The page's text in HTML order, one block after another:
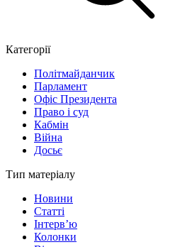
Категорії
Політмайданчик
Парламент
Офіс Президента
Право і суд
Кабмін
Війна
Досьє
Тип матеріалу
Новини
Статті
Інтерв’ю
Колонки